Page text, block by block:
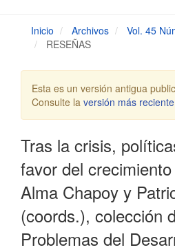
Inicio Archivos
Vol. 45
RESEÑAS
Esta es un versión antigua
Consulte la versión más reciente
Tras la crisis,
favor del
Alma Chapoy y
(coords.), colección
Problemas del